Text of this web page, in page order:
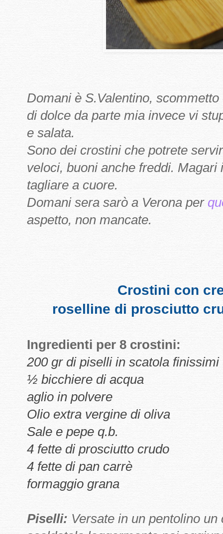
Domani è S.Valentino,
di dolce da parte mia invece vi
e salata.
Sono dei crostini che potrete
veloci, buoni anche freddi.
tagliare a cuore.
Domani sera sarò a Verona per
aspetto, non mancate.
Crostini con
roselline di prosciutto
Ingredienti per 8 crostini:
200 gr di piselli in scatola finissimi
½ bicchiere di acqua
aglio in polvere
Olio extra vergine di oliva
Sale e pepe q.b.
4 fette di prosciutto crudo
4 fette di pan carrè
formaggio grana
Piselli: Versate in un pentolino un